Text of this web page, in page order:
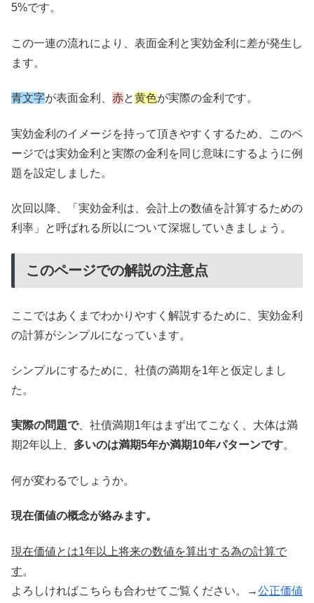
5%です。
この一連の流れにより、表面金利と実効金利に差が発生し
ます。
青文字が表面金利、 赤と黄色が実際の金利です。
実効金利のイメージを持って頂きやすくするため、このペ
ージでは実効金利と実際の金利を同じ意味にするように例
題を設定しました。
次回以降、「実効金利は、会計上の数値を計算するための
利率」と呼ばれる所以について深堀していきましょう。
このページでの解説の注意点
ここではあくまでわかりやすく解説するために、実効金利
の計算がシンプルになっています。
シンプルにするために、社債の満期を1年と仮定しまし
た。
実際の問題で、社債満期1年はまず出てこなく、大体は満
期2年以上、 多いのは満期5年か満期10年パターンです。
何が変わるでしょうか。
現在価値の概念が絡みます。
現在価値とは1年以上将来の数値を算出する為の計算で
す。
よろしければこちらも合わせてご覧ください。→公正価値